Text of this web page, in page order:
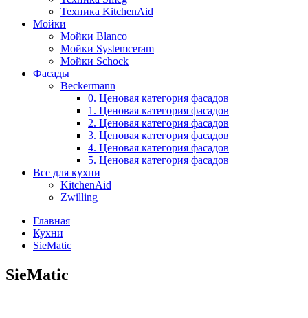
Техника KitchenAid
Мойки
Мойки Blanco
Мойки Systemceram
Мойки Schock
Фасады
Beckermann
0. Ценовая категория фасадов
1. Ценовая категория фасадов
2. Ценовая категория фасадов
3. Ценовая категория фасадов
4. Ценовая категория фасадов
5. Ценовая категория фасадов
Все для кухни
KitchenAid
Zwilling
Главная
Кухни
SieMatic
SieMatic